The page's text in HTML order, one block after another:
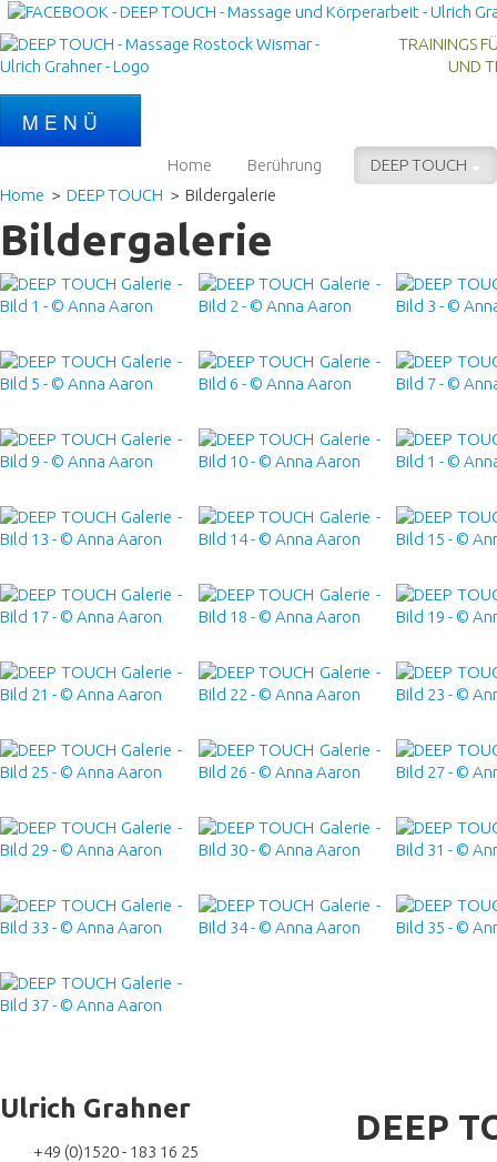
TRAININGS
UND
M E N Ü
Home Berührung
DEEP TOUCH
Home > DEEP TOUCH > Bildergalerie
Bildergalerie
Ulrich Grahner
+49 (0)1520 - 183 16 25
DEEP